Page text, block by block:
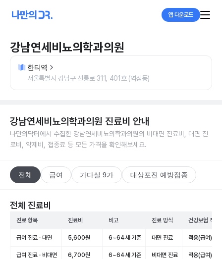
앱 다운로드
강남연세비뇨의학과의원
한티역
서울특별시 강남구 선릉로 311, 401호 (역삼동)
강남연세비뇨의학과의원 진료비 안내
나만의닥터에서 수집한 강남연세비뇨의학과의원의 비대면 진료비, 대면 진
료비, 약제비, 접종료 등 모든 가격을 확인해보세요.
전체 급여 가다실 9가 대상포진 예방접종
전체 진료비
진료 항목 진료비 비고 진료 방식 건강보험 적용
급여 진료 · 대면 5,600원 6~64세 기준 대면 진료 적용(급여)
급여 진료 · 비대면 6,700원 6~64세 기준 비대면 진료 적용(급여)